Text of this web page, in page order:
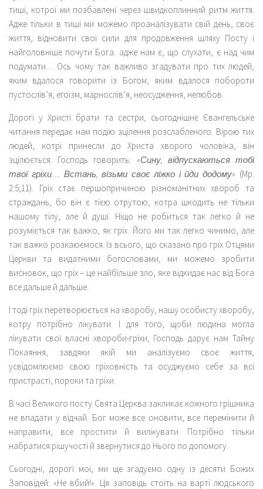
тиші, котрої ми позбавлені через швидкоплинний ритм життя.
Адже тільки в тиші ми можемо проаналізувати свій день, своє
життя, відновити свої сили для продовження шляху Посту і
найголовніше почути Бога. адже нам є, що слухати, є над чим
подумати… Ось чому так важливо згадувати про тих людей,
яким вдалося говорити із Богом, яким вдалося побороти
пустослів’я, егоїзм, марнослів’я, неосудження, нелюбов.
Дорогі у Христі брати та сестри, сьогоднішнє Євангельське
читання передає нам подію зцілення розслабленого. Вірою тих
людей, котрі принесли до Христа хворого чоловіка, він
зцілюється. Господь говорить: «Сину, відпускаються тобі
твої гріхи… Встань, візьми своє ліжко і йди додому» (Мр.
2:5;11). Гріх стає першопричиною різноманітних хвороб та
страждань, бо він є тією отрутою, котра шкодить не тільки
нашому тілу, але й душі. Ніщо не робиться так легко й не
розуміється так важко, як гріх. Його ми так легко чинимо, але
так важко розкаюємося. Із всього, що сказано про гріх Отцями
Церкви та видатними богословами, ми можемо зробити
висновок, що гріх – це найбільше зло, яке відкидає нас від Бога
все дальше й дальше.
І тоді гріх перетворюється на хворобу, нашу особисту хворобу,
котру потрібно лікувати. І для того, щоби людина могла
лікувати свої власні хвороби-гріхи, Господь дарує нам Тайну
Покаяння, завдяки якій ми аналізуємо своє життя,
усвідомлюємо свою гріховність та осуджуємо себе за всі
пристрасті, пороки та гріхи.
В часі Великого посту Свята Церква закликає кожного грішника
не впадати у відчай. Бог може все оновити, все перемінити й
направити, все простити й вилікувати. Потрібно тільки
набратися рішучості й звернутися до Нього по допомогу.
Сьогодні, дорогі мої, ми ще згадуємо одну із десяти Божих
Заповідей: «Не вбий!». Ця заповідь стоїть на варті людського